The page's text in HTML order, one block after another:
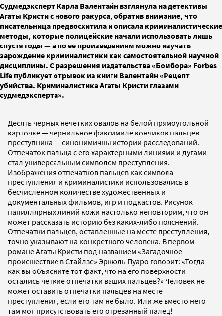
Судмедэксперт Карла Валентайн взглянула на детективы
Агаты Кристи с нового ракурса, обратив внимание, что
писательница предвосхитила и описала криминалистические
методы, которые полицейские начали использовать лишь
спустя годы — а по ее произведениям можно изучать
зарождение криминалистики как самостоятельной научной
дисциплины. С разрешения издательства «Бомбора» Forbes
Life публикует отрывок из книги Валентайн «Рецепт
убийства. Криминалистика Агаты Кристи глазами
судмедэксперта».
Десять черных нечетких овалов на белой прямоугольной
карточке — чернильное факсимиле кончиков пальцев
преступника — синонимичны истории расследований.
Отпечаток пальца с его характерными линиями и дугами
стал универсальным символом преступления.
Изображения отпечатков пальцев как символа
преступления и криминалистики использовались в
бесчисленном количестве художественных и
документальных фильмов, игр и подкастов. Рисунок
папиллярных линий кожи настолько неповторим, что он
может рассказать историю без каких-либо пояснений.
Отпечатки пальцев, оставленные на месте преступления,
точно указывают на конкретного человека. В первом
романе Агаты Кристи под названием «Загадочное
происшествие в Стайлзе» Эркюль Пуаро говорит: «Тогда
как вы объясните тот факт, что на его поверхности
остались четкие отпечатки ваших пальцев?» Человек не
может оставить отпечатки пальцев на месте
преступления, если его там не было. Или же вместо него
там мог присутствовать его отрезанный палец!